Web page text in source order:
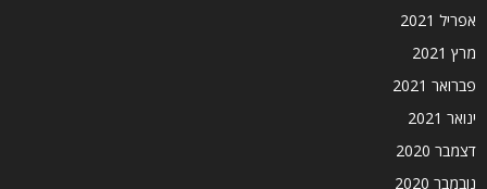
אפריל 2021
מרץ 2021
פברואר 2021
ינואר 2021
דצמבר 2020
נובמבר 2020